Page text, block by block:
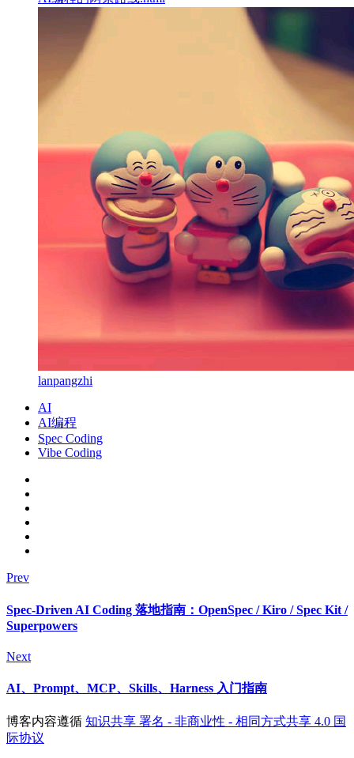
lanpangzhi
AI
AI编程
Spec Coding
Vibe Coding
Prev
Spec-Driven AI Coding 落地指南：OpenSpec / Kiro / Spec Kit /
Superpowers
Next
AI、Prompt、MCP、Skills、Harness 入门指南
博客内容遵循 知识共享 署名 - 非商业性 - 相同方式共享 4.0 国
际协议